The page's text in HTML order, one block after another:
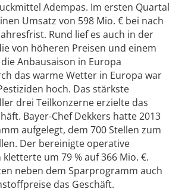
Adempas. Im ersten Quartal
Umsatz von 598 Mio. € bei nach
Rund lief es auch in der
von höheren Preisen und einem
Anbausaison in Europa
das warme Wetter in Europa war
hoch. Das stärkste
drei Teilkonzerne erzielte das
Bayer-Chef Dekkers hatte 2013
aufgelegt, dem 700 Stellen zum
Der bereinigte operative
um 79 % auf 366 Mio. €.
neben dem Sparprogramm auch
das Geschäft.